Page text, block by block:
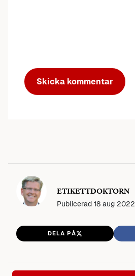
ETIKETTDOKTORN
Publicerad 18 aug 2022
DELA PÅ